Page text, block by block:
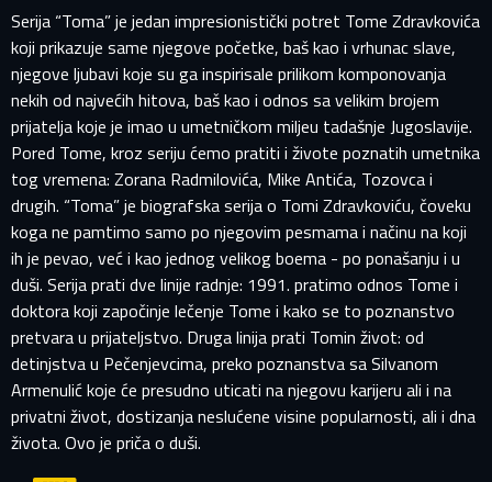
PRIJAVITE SE NA SVOJ PROFIL
Serija “Toma” je jedan impresionistički potret Tome Zdravkovića
koji prikazuje same njegove početke, baš kao i vrhunac slave,
njegove ljubavi koje su ga inspirisale prilikom komponovanja
nekih od najvećih hitova, baš kao i odnos sa velikim brojem
prijatelja koje je imao u umetničkom miljeu tadašnje Jugoslavije.
Pored Tome, kroz seriju ćemo pratiti i živote poznatih umetnika
tog vremena: Zorana Radmilovića, Mike Antića, Tozovca i
drugih. “Toma” je biografska serija o Tomi Zdravkoviću, čoveku
koga ne pamtimo samo po njegovim pesmama i načinu na koji
ih je pevao, već i kao jednog velikog boema - po ponašanju i u
duši. Serija prati dve linije radnje: 1991. pratimo odnos Tome i
doktora koji započinje lečenje Tome i kako se to poznanstvo
pretvara u prijateljstvo. Druga linija prati Tomin život: od
detinjstva u Pečenjevcima, preko poznanstva sa Silvanom
Armenulić koje će presudno uticati na njegovu karijeru ali i na
privatni život, dostizanja neslućene visine popularnosti, ali i dna
života. Ovo je priča o duši.